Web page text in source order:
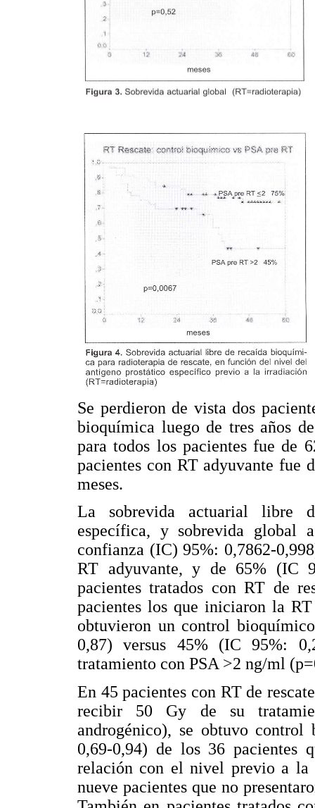
Se perdieron de vista dos
bioquímica luego de tres años
para todos los pacientes fue de
pacientes con RT adyuvante fue
meses.
La sobrevida actuarial libre
específica, y sobrevida
confianza (IC) 95%: 0,7862-
RT adyuvante, y de 65% (IC
pacientes tratados con RT de
pacientes los que iniciaron la
obtuvieron un control
0,87) versus 45% (IC 95%:
tratamiento con PSA >2 ng/ml
En 45 pacientes con RT de
recibir 50 Gy de su
androgénico), se obtuvo
0,69-0,94) de los 36 pacientes
relación con el nivel previo a la
nueve pacientes que no